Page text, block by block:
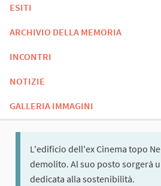
ESITI
ARCHIVIO DELLA MEMORIA
INCONTRI
NOTIZIE
GALLERIA IMMAGINI
L'edificio dell'ex Cinema topo
demolito. Al suo posto sorgerà
dedicata alla sostenibilità.